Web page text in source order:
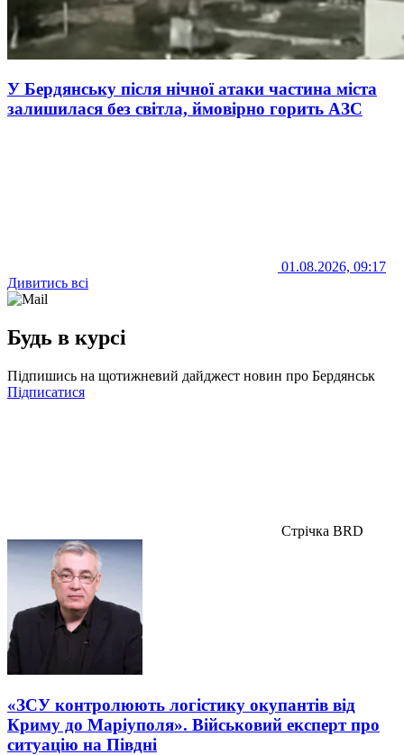
У Бердянську після нічної атаки частина міста
залишилася без світла, ймовірно горить АЗС
01.08.2026, 09:17
Дивитись всі
Будь в курсі
Підпишись на щотижневий дайджест новин про Бердянськ
Підписатися
Стрічка BRD
«ЗСУ контролюють логістику окупантів від
Криму до Маріуполя». Військовий експерт про
ситуацію на Півдні